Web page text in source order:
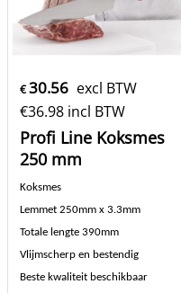
€30.56 excl BTW
€36.98 incl BTW
Profi Line Koksmes
250 mm
Koksmes
Lemmet 250mm x 3.3mm
Totale lengte 390mm
Vlijmscherp en bestendig
Beste kwaliteit beschikbaar